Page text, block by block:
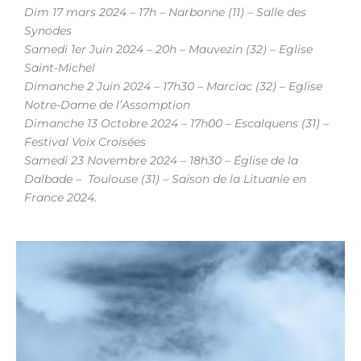
Dim 17 mars 2024 – 17h – Narbonne (11) – Salle des
Synodes
Samedi 1er Juin 2024 – 20h – Mauvezin (32) – Eglise
Saint-Michel
Dimanche 2 Juin 2024 – 17h30 – Marciac (32) – Eglise
Notre-Dame de l’Assomption
Dimanche 13 Octobre 2024 – 17h00 – Escalquens (31) –
Festival Voix Croisées
Samedi 23 Novembre 2024 – 18h30 – Église de la
Dalbade – Toulouse (31) – Saison de la Lituanie en
France 2024.